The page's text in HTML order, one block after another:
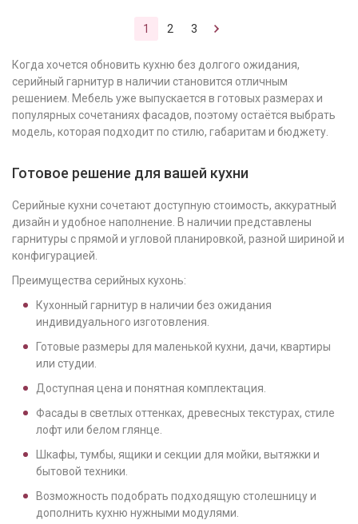
1 2 3
Когда хочется обновить кухню без долгого ожидания,
серийный гарнитур в наличии становится отличным
решением. Мебель уже выпускается в готовых размерах и
популярных сочетаниях фасадов, поэтому остаётся выбрать
модель, которая подходит по стилю, габаритам и бюджету.
Готовое решение для вашей кухни
Серийные кухни сочетают доступную стоимость, аккуратный
дизайн и удобное наполнение. В наличии представлены
гарнитуры с прямой и угловой планировкой, разной шириной и
конфигурацией.
Преимущества серийных кухонь:
Кухонный гарнитур в наличии без ожидания
индивидуального изготовления.
Готовые размеры для маленькой кухни, дачи, квартиры
или студии.
Доступная цена и понятная комплектация.
Фасады в светлых оттенках, древесных текстурах, стиле
лофт или белом глянце.
Шкафы, тумбы, ящики и секции для мойки, вытяжки и
бытовой техники.
Возможность подобрать подходящую столешницу и
дополнить кухню нужными модулями.